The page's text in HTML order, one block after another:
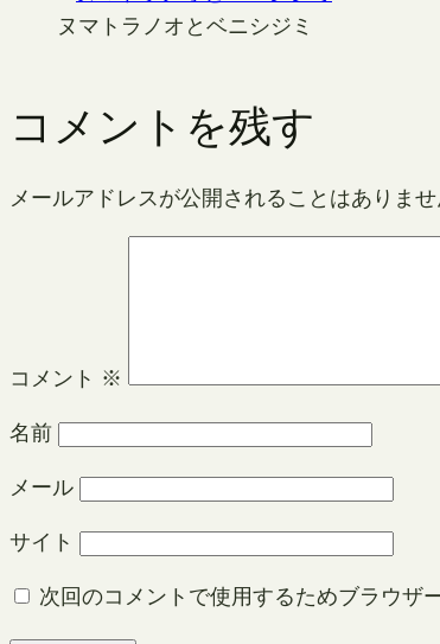
ヌマトラノオとベニシジミ
コメントを残す
メールアドレスが公開されることはありませ
コメント ※
名前
メール
サイト
次回のコメントで使用するためブラウザ